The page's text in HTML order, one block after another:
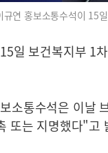
규연 홍보소통수석이 15
일 보건복지부 1
소통수석은 이날
또는 지명했다"고